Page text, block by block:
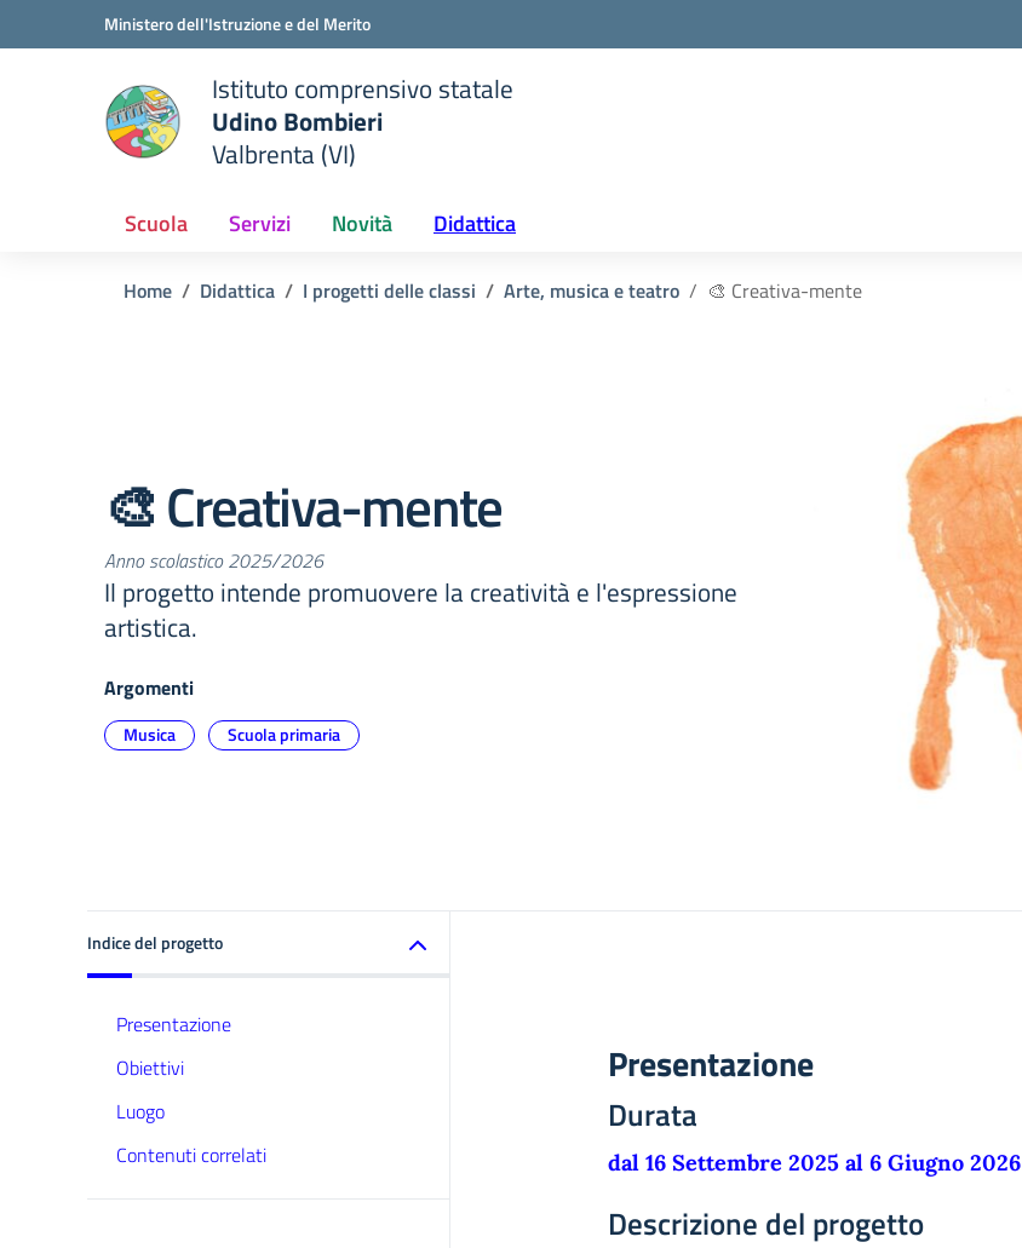
Vai ai contenuti
Vai al menu di navigazioneMinistero dell'Istruzione e del Merito
scuola
Istituto comprensivo statale
Udino Bombieri
Valbrenta (VI)
Scuola Servizi Novità Didattica
Home Didattica I progetti delle classi Arte, musica e teatro 🎨 Creativa-mente
🎨 Creativa-mente
Anno scolastico 2025/2026
Il progetto intende promuovere la creatività e l'espressione
artistica.
Argomenti
Musica Scuola primaria
Indice del progetto
Presentazione
Obiettivi
Luogo
Contenuti correlati
Presentazione
Durata
dal 16 Settembre 2025 al 6 Giugno 2026
Descrizione del progetto